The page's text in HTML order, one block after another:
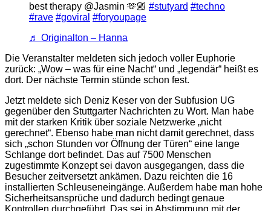
best therapy @Jasmin 🫶🏼 #stutyard #techno
#rave #goviral #foryoupage
♬ Originalton – Hanna
Die Veranstalter meldeten sich jedoch voller Euphorie
zurück: „Wow – was für eine Nacht“ und „legendär“ heißt es
dort. Der nächste Termin stünde schon fest.
Jetzt meldete sich Deniz Keser von der Subfusion UG
gegenüber den Stuttgarter Nachrichten zu Wort. Man habe
mit der starken Kritik über soziale Netzwerke „nicht
gerechnet“. Ebenso habe man nicht damit gerechnet, dass
sich „schon Stunden vor Öffnung der Türen“ eine lange
Schlange dort befindet. Das auf 7500 Menschen
zugestimmte Konzept sei davon ausgegangen, dass die
Besucher zeitversetzt ankämen. Dazu reichten die 16
installierten Schleuseneingänge. Außerdem habe man hohe
Sicherheitsansprüche und dadurch bedingt genaue
Kontrollen durchgeführt. Das sei in Abstimmung mit der